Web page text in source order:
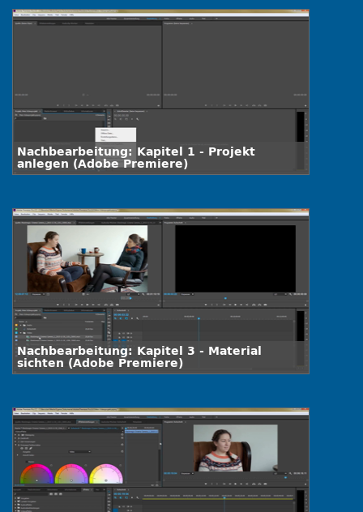
Nachbearbeitung: Kapitel 1 - Projekt
anlegen (Adobe Premiere)
Nachbearbeitung: Kapitel 3 - Material
sichten (Adobe Premiere)